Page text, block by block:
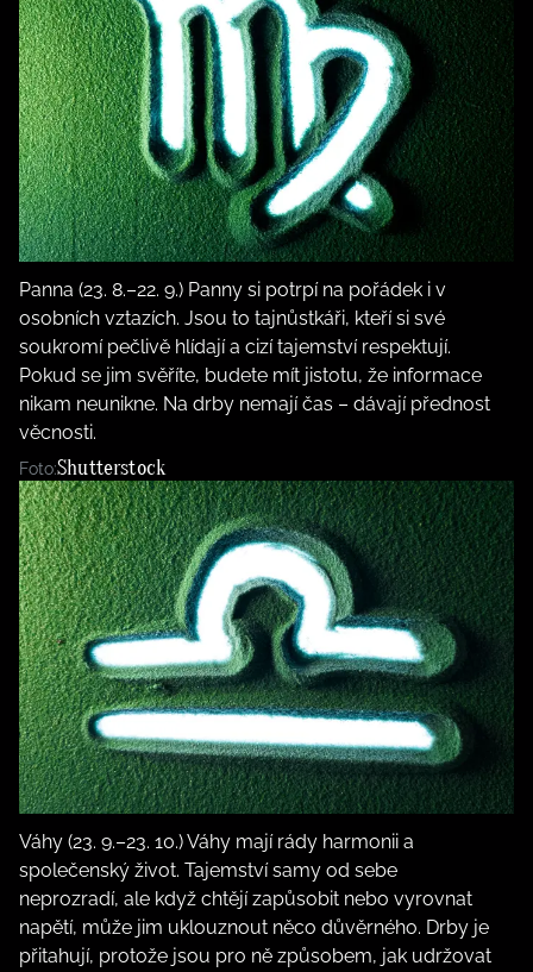
Panna (23. 8.–22. 9.) Panny si potrpí na pořádek i v
osobních vztazích. Jsou to tajnůstkáři, kteří si své
soukromí pečlivě hlídají a cizí tajemství respektují.
Pokud se jim svěříte, budete mít jistotu, že informace
nikam neunikne. Na drby nemají čas – dávají přednost
věcnosti.
Foto:Shutterstock
Váhy (23. 9.–23. 10.) Váhy mají rády harmonii a
společenský život. Tajemství samy od sebe
neprozradí, ale když chtějí zapůsobit nebo vyrovnat
napětí, může jim uklouznout něco důvěrného. Drby je
přitahují, protože jsou pro ně způsobem, jak udržovat